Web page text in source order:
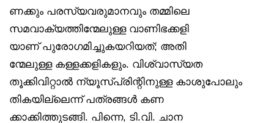
ണക്കും പരസ്യവരുമാനവും തമ്മിലെ
സമവാക്യത്തിന്മേലുള്ള വാണിഭക്കളി
യാണ് പുരോഗമിച്ചുകയറിയത്; അതി
ന്മേലുള്ള കള്ളക്കളികളും. വിശ്വാസ്യത
തൂക്കിവിറ്റാൽ ന്യൂസ്പ്രിന്റിനുള്ള കാശുപോലും
തികയില്ലെന്ന് പത്രങ്ങൾ കണ
ക്കാക്കിത്തുടങ്ങി. പിന്നെ, ടി.വി. ചാന